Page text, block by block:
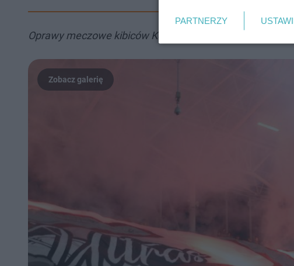
Oprawy meczowe kibiców Korony Kielce w 2023 roku -
PARTNERZY